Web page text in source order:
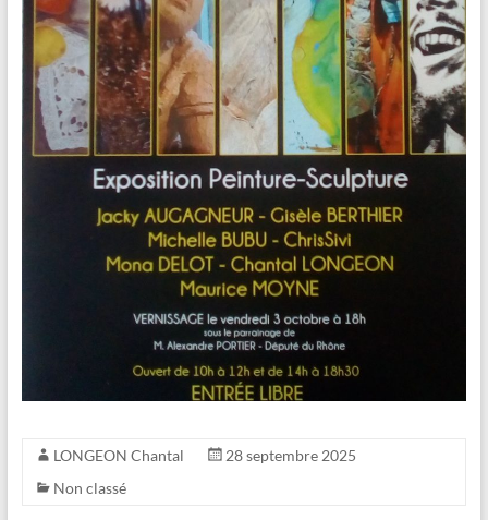
LONGEON Chantal
28 septembre 2025
Non classé